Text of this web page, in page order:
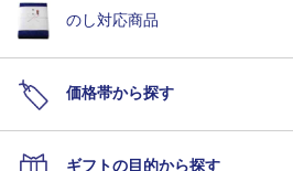
のし対応商品
価格帯から探す
ギフトの目的から探す